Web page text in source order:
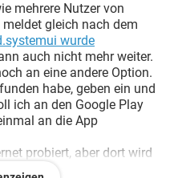
HARDWARE
TIKTOK
HARDWARE
IOS
INSTAGRAM
TIKTOK
HARDWARE
mehrere Nutzer von
gleich nach dem
wurde
auch nicht mehr weiter.
an eine andere Option.
habe, geben ein und
ich an den Google Play
an die App
probiert, aber dort wird
es mit einem Kabel mit